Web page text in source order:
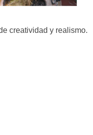
creatividad y realismo.